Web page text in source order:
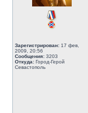
Зарегистрирован: 17 фев,
2009, 20:56
Сообщения: 3203
Откуда: Город-Герой
Севастополь